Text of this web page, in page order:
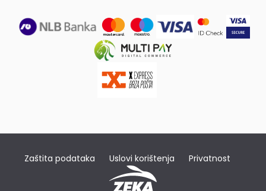
Zaštita podataka Uslovi korištenja Privatnost